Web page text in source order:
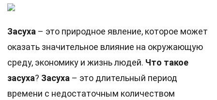
Засуха – это природное явление, которое может
оказать значительное влияние на окружающую
среду, экономику и жизнь людей. Что такое
засуха? Засуха – это длительный период
времени с недостаточным количеством